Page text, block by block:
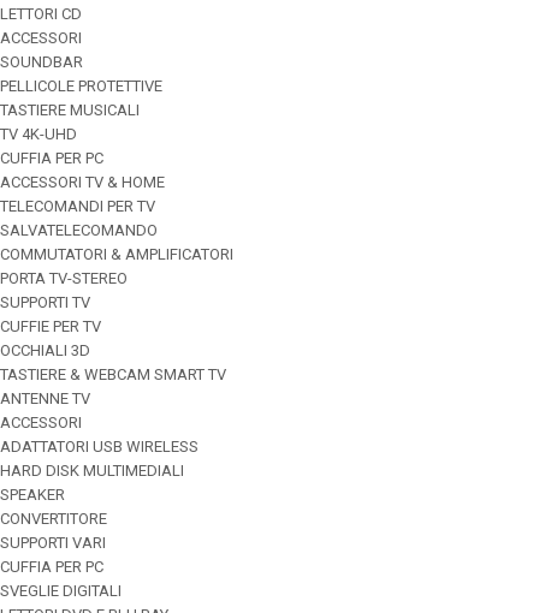
LETTORI CD
ACCESSORI
SOUNDBAR
PELLICOLE PROTETTIVE
TASTIERE MUSICALI
TV 4K-UHD
CUFFIA PER PC
ACCESSORI TV & HOME
TELECOMANDI PER TV
SALVATELECOMANDO
COMMUTATORI & AMPLIFICATORI
PORTA TV-STEREO
SUPPORTI TV
CUFFIE PER TV
OCCHIALI 3D
TASTIERE & WEBCAM SMART TV
ANTENNE TV
ACCESSORI
ADATTATORI USB WIRELESS
HARD DISK MULTIMEDIALI
SPEAKER
CONVERTITORE
SUPPORTI VARI
CUFFIA PER PC
SVEGLIE DIGITALI